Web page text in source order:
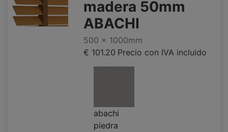
madera 50mm
ABACHI
500 x 1000mm
€ 101.20 Precio con IVA incluido
abachi
piedra